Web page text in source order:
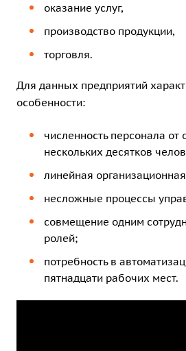
оказание услуг,
производство продукции,
торговля.
Для данных предприятий
особенности:
численность персонала от
нескольких десятков
линейная
несложные процессы
совмещение одним
ролей;
потребность в
пятнадцати рабочих мест.